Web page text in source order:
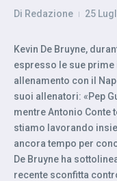
Di Redazione 25
Kevin De Bruyne,
espresso le sue
allenamento con il
suoi allenatori: «Pep
mentre Antonio Conte
stiamo lavorando
ancora tempo per
De Bruyne ha
recente sconfitta